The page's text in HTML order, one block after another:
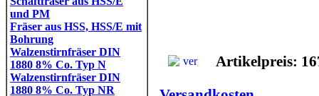
und PM
Fräser aus HSS, HSS/E mit
Bohrung
Walzenstirnfräser DIN
1880 8% Co. Typ N
Walzenstirnfräser DIN
1880 8% Co. Typ NR
Artikelpreis: